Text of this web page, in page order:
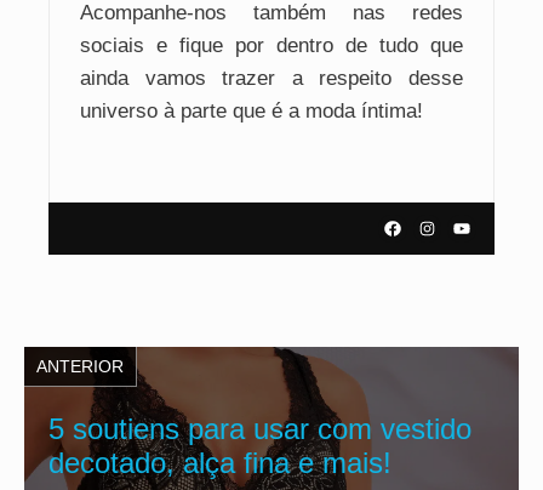
Acompanhe-nos também nas redes
sociais e fique por dentro de tudo que
ainda vamos trazer a respeito desse
universo à parte que é a moda íntima!
ANTERIOR
5 soutiens para usar com vestido
decotado, alça fina e mais!